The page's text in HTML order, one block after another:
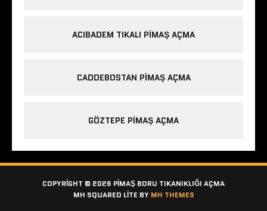
ACIBADEM TIKALI PIMAŞ AÇMA
CADDEBOSTAN PIMAŞ AÇMA
GÖZTEPE PIMAŞ AÇMA
COPYRIGHT © 2026 PIMAŞ BORU TIKANIKLIĞI AÇMA
MH SQUARED LITE BY MH THEMES